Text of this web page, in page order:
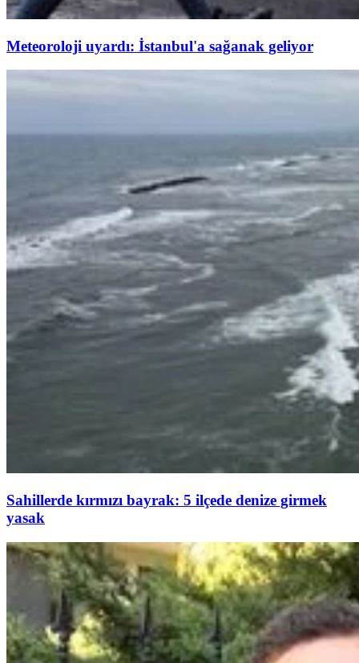
Meteoroloji uyardı: İstanbul'a sağanak geliyor
Sahillerde kırmızı bayrak: 5 ilçede denize girmek
yasak